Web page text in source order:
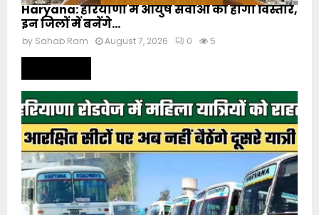
Haryana: हरियाणा में आयुष सेवाओं का होगा विस्तार,
इन जिलों में बनेंगे...
by Sahab Ram August 7, 2026 0 5